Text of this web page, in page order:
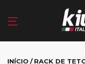
INÍCIO
RACK DE